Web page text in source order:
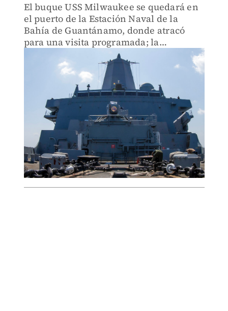
El buque USS Milwaukee se quedará en
el puerto de la Estación Naval de la
Bahía de Guantánamo, donde atracó
para una visita programada; la
tripulación estaban completamente
vacunada.